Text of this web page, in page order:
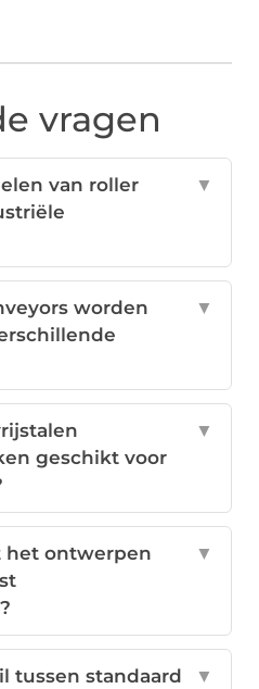
vragen
van roller
▼
worden
▼
geschikt voor
▼
het ontwerpen
▼
tussen standaard
▼